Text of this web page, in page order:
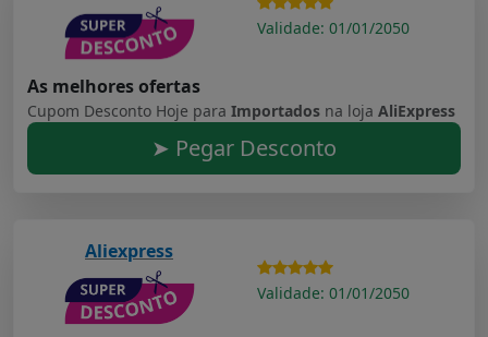
Validade: 01/01/2050
As melhores ofertas
Cupom Desconto Hoje para Importados na loja AliExpress
➤ Pegar Desconto
Aliexpress
Validade: 01/01/2050